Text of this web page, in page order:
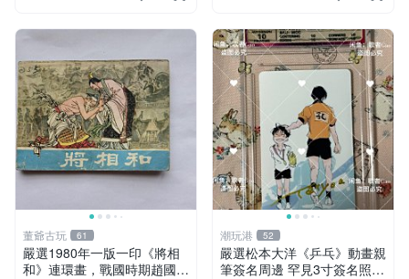
董爺古玩 61
嚴選1980年一版一印《將相
和》連環畫，戰國時期趙國典
潮玩港 52
嚴選松本大洋《乒乓》動畫親
筆簽名周邊 罕見3寸簽名照